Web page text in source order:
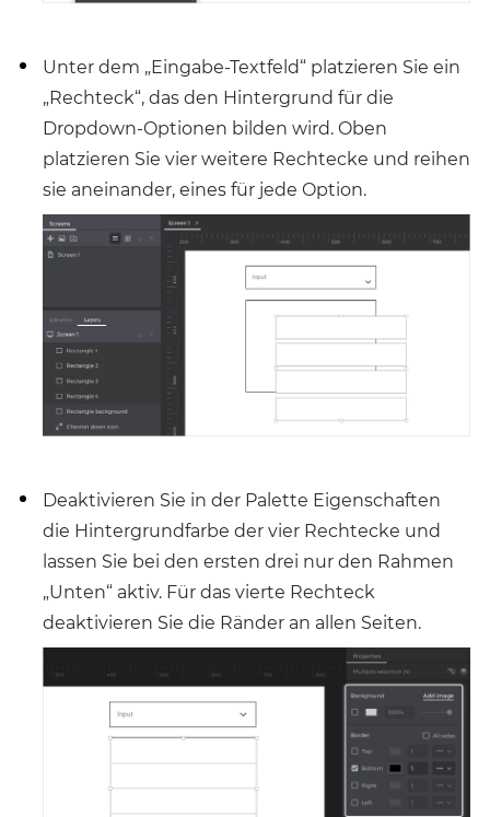
Unter dem „Eingabe-Textfeld“ platzieren Sie ein
„Rechteck“, das den Hintergrund für die
Dropdown-Optionen bilden wird. Oben
platzieren Sie vier weitere Rechtecke und reihen
sie aneinander, eines für jede Option.
Deaktivieren Sie in der Palette Eigenschaften
die Hintergrundfarbe der vier Rechtecke und
lassen Sie bei den ersten drei nur den Rahmen
„Unten“ aktiv. Für das vierte Rechteck
deaktivieren Sie die Ränder an allen Seiten.